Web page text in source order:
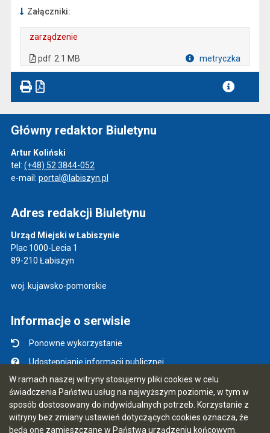
W ramach naszej witryny stosujemy pliki cookies w celu
świadczenia Państwu usług na najwyższym poziomie, w tym w
sposób dostosowany do indywidualnych potrzeb. Korzystanie z
witryny bez zmiany ustawień dotyczących cookies oznacza, że
będą one zamieszczane w Państwa urządzeniu końcowym.
Załączniki:
zarządzenie
pdf 2.1 MB metryczka
Główny redaktor Biuletynu
Artur Koliński
tel: (+48) 52 3844-052
e-mail: portal@labiszyn.pl
Adres redakcji Biuletynu
Urząd Miejski w Łabiszynie
Plac 1000-Lecia 1
89-210 Łabiszyn
woj. kujawsko-pomorskie
Informacje o serwisie
Ponowne wykorzystanie
Udostępnianie informacji publicznej
Mapa serwisu
Instrukcja obsługi
Statystyki oglądalności